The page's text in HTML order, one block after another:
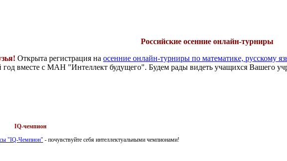
Российские осенние онлайн-турниры
Открыта регистрация на осенние онлайн-турниры по математике, русскому
вместе с МАН "Интеллект будущего". Будем рады видеть учащихся Вашего
IQ-чемпион
"IQ-Чемпион" - почувствуйте себя интеллектуальными чемпионами!